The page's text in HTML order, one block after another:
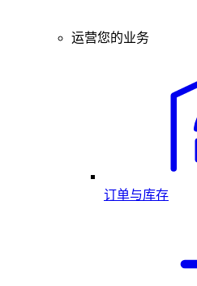
运营您的业务
订单与库存